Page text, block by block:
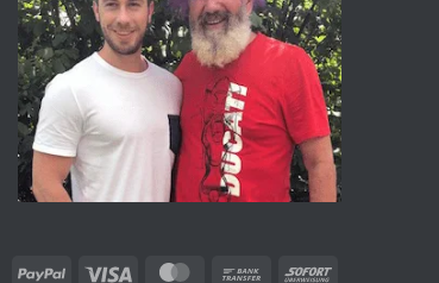
PayPal Visa MasterCardBank
Sofort